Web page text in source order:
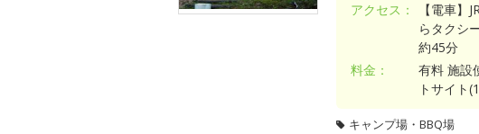
アクセス：
【電車】
らタクシ
約45分
料金：
有料 施設
トサイト
キャンプ場・BBQ場